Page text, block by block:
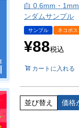
白 0.6mm・
ンダムサンプル
サンプル ネコポス
¥88税込
カートに入れる
並び替え 価格